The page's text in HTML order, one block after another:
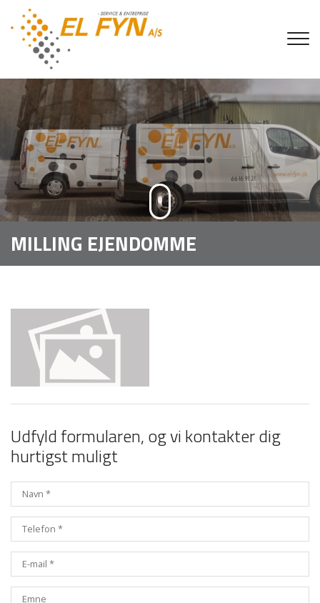
til
hovedindhold
MILLING EJENDOMME
Udfyld formularen, og vi kontakter dig
hurtigst muligt